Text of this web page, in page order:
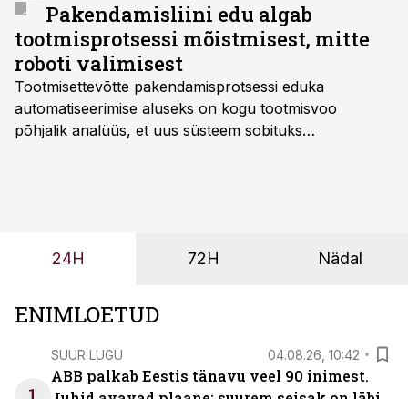
Pakendamisliini edu algab
tootmisprotsessi mõistmisest, mitte
roboti valimisest
Tootmisettevõtte pakendamisprotsessi eduka
automatiseerimise aluseks on kogu tootmisvoo
põhjalik analüüs, et uus süsteem sobituks
OÜ tegevjuht Sander Mitendorf.
24H 72H Nädal
ENIMLOETUD
SUUR LUGU 04.08.26, 10:42
ABB palkab Eestis tänavu veel 90 inimest.